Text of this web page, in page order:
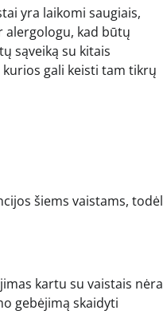
yra laikomi saugiais,
alergologu, kad būtų
sąveiką su kitais
gali keisti tam tikrų
šiems vaistams, todėl
kartu su vaistais nėra
gebėjimą skaidyti